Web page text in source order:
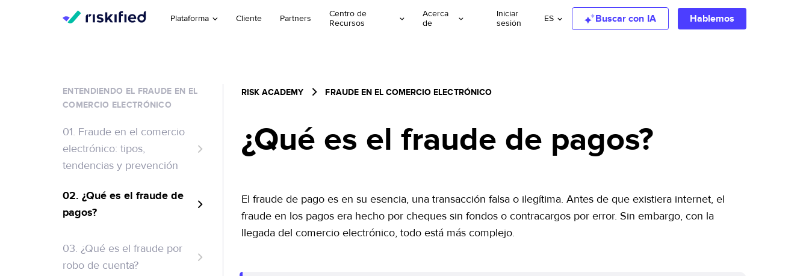
Plataforma Cliente Partners
Centro de
Recursos
Acerca
de
Iniciar
sesión
ES Buscar con IA Hablemos
ENTENDIENDO EL FRAUDE EN EL
COMERCIO ELECTRÓNICO
01. Fraude en el comercio
electrónico: tipos,
tendencias y prevención
02. ¿Qué es el fraude de
pagos?
Ataques comunes de
03. ¿Qué es el fraude por
robo de cuenta?
RISK ACADEMY FRAUDE EN EL COMERCIO ELECTRÓNICO
¿Qué es el fraude de pagos?
El fraude de pago es en su esencia, una transacción falsa o ilegítima. Antes de que existiera internet, el
fraude en los pagos era hecho por cheques sin fondos o contracargos por error. Sin embargo, con la
llegada del comercio electrónico, todo está más complejo.